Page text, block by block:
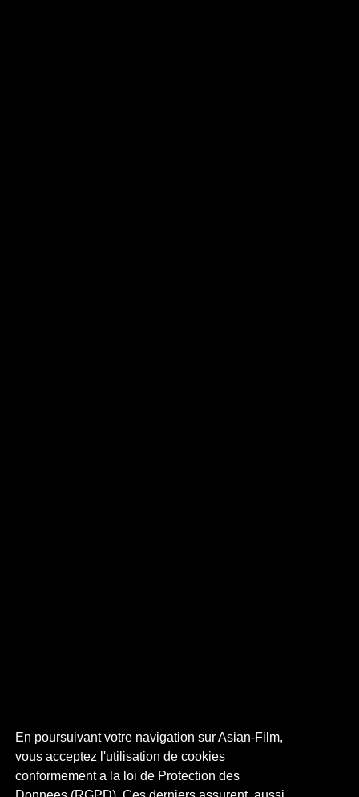
En poursuivant votre navigation sur Asian-Film,
vous acceptez l'utilisation de cookies
conformement a la loi de Protection des